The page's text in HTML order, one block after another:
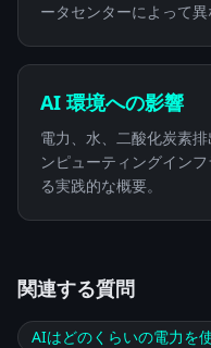
ータセンターによって異
AI 環境への影響
電力、水、二酸化炭素
ンピューティングイン
る実践的な概要。
関連する質問
AIはどのくらいの電力を